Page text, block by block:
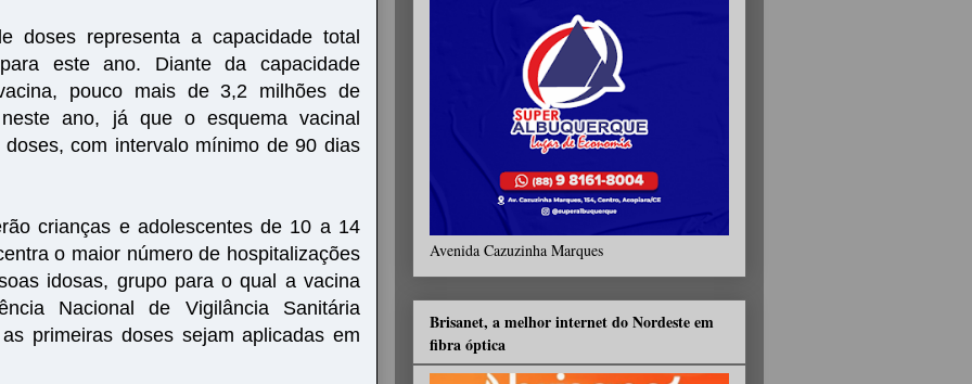
doses representa a capacidade total
este ano. Diante da capacidade
pouco mais de 3,2 milhões de
ano, já que o esquema vacinal
com intervalo mínimo de 90 dias
crianças e adolescentes de 10 a 14
o maior número de hospitalizações
idosas, grupo para o qual a vacina
Nacional de Vigilância Sanitária
primeiras doses sejam aplicadas em
Avenida Cazuzinha Marques
Brisanet, a melhor internet do Nordeste em
fibra óptica